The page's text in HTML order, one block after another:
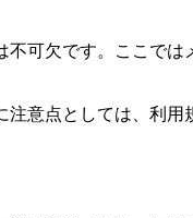
可欠です。ここでは
意点としては、利